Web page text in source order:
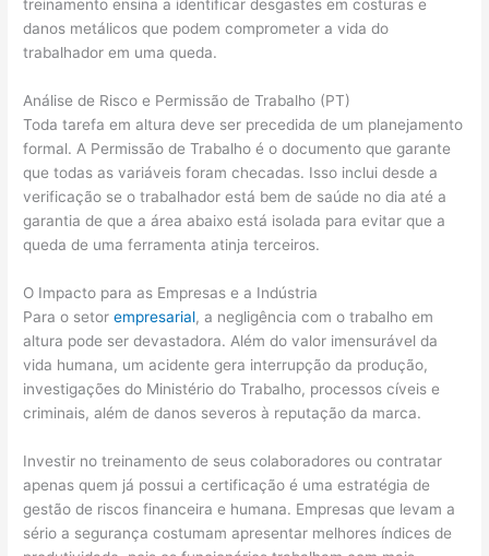
treinamento ensina a identificar desgastes em costuras e
danos metálicos que podem comprometer a vida do
trabalhador em uma queda.
Análise de Risco e Permissão de Trabalho (PT)
Toda tarefa em altura deve ser precedida de um planejamento
formal. A Permissão de Trabalho é o documento que garante
que todas as variáveis foram checadas. Isso inclui desde a
verificação se o trabalhador está bem de saúde no dia até a
garantia de que a área abaixo está isolada para evitar que a
queda de uma ferramenta atinja terceiros.
O Impacto para as Empresas e a Indústria
Para o setorempresarial, a negligência com o trabalho em
altura pode ser devastadora. Além do valor imensurável da
vida humana, um acidente gera interrupção da produção,
investigações do Ministério do Trabalho, processos cíveis e
criminais, além de danos severos à reputação da marca.
Investir no treinamento de seus colaboradores ou contratar
apenas quem já possui a certificação é uma estratégia de
gestão de riscos financeira e humana. Empresas que levam a
sério a segurança costumam apresentar melhores índices de